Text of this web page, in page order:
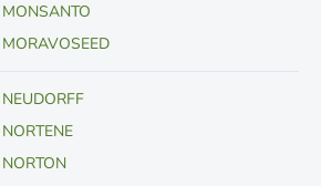
MONSANTO
MORAVOSEED
NEUDORFF
NORTENE
NORTON